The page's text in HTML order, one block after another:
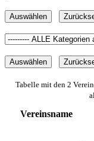
Tabelle mit den 2
Vereinsname